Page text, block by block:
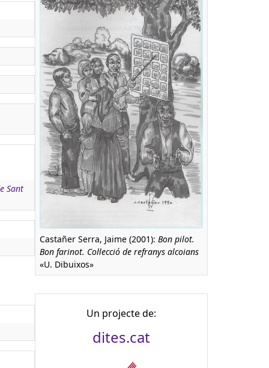
Sant
Castañer Serra, Jaime (2001): Bon pilot.
Bon farinot. Col·lecció de refranys alcoians
«U. Dibuixos»
Un projecte de:
dites.cat